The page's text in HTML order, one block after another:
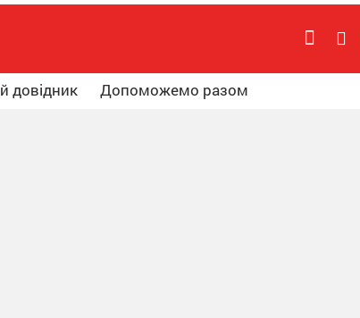
довідник Допоможемо разом